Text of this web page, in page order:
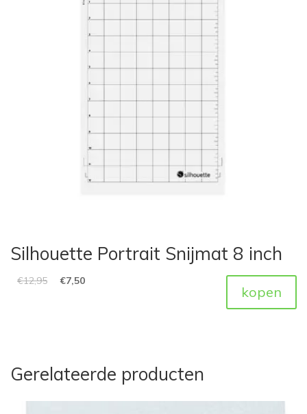
Silhouette Portrait Snijmat 8 inch
€12,95 €7,50
kopen
Gerelateerde producten